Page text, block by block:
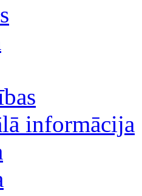
informācija